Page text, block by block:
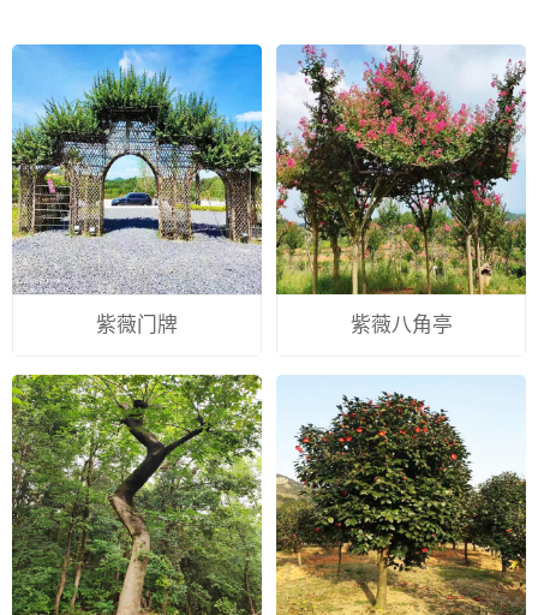
紫薇门牌 紫薇八角亭